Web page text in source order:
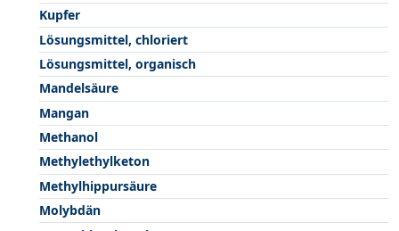
Kupfer
Lösungsmittel, chloriert
Lösungsmittel, organisch
Mandelsäure
Mangan
Methanol
Methylethylketon
Methylhippursäure
Molybdän